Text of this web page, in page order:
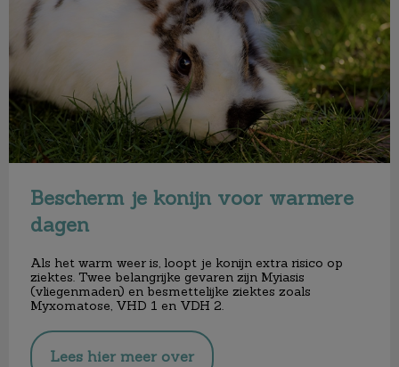
Bescherm je konijn voor warmere
dagen
Als het warm weer is, loopt je konijn extra risico op
ziektes. Twee belangrijke gevaren zijn Myiasis
(vliegenmaden) en besmettelijke ziektes zoals
Myxomatose, VHD 1 en VDH 2.
Lees hier meer over